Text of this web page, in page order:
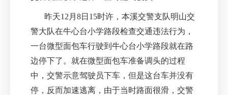
昨天12月8日15时许，本溪交警支队明山交
警大队在牛心台小学路段检查交通违法行为，
一台微型面包车行驶到牛心台小学路段就在路
边停下了。就在微型面包车准备调头的过程
中，交警示意驾驶员下车，但是这台车并没有
停，反而加速逃离，由于当时路面很滑，交警